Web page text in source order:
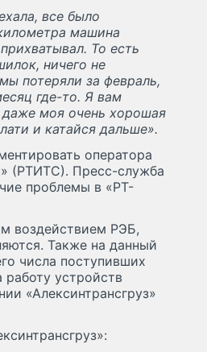
все было
машина
То есть
ничего не
потеряли за февраль,
где-то. Я вам
моя очень хорошая
и катайся дальше».
оператора
(РТИТС). Пресс-служба
проблемы в «РТ-
воздействием РЭБ,
Также на данный
числа поступивших
устройств
«Алексинтрансгруз»